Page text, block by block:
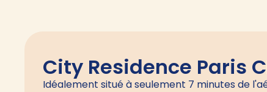
City Residence Paris
Idéalement situé à seulement 7 minutes de